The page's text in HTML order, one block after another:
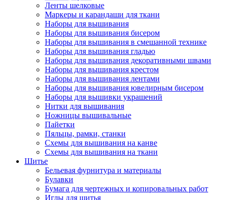
Ленты шелковые
Маркеры и карандаши для ткани
Наборы для вышивания
Наборы для вышивания бисером
Наборы для вышивания в смешанной технике
Наборы для вышивания гладью
Наборы для вышивания декоративными швами
Наборы для вышивания крестом
Наборы для вышивания лентами
Наборы для вышивания ювелирным бисером
Наборы для вышивки украшений
Нитки для вышивания
Ножницы вышивальные
Пайетки
Пяльцы, рамки, станки
Схемы для вышивания на канве
Схемы для вышивания на ткани
Шитье
Бельевая фурнитура и материалы
Булавки
Бумага для чертежных и копировальных работ
Иглы для шитья